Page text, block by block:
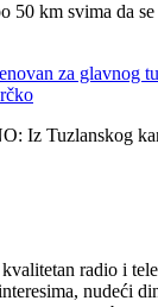
50 km svima da
za glavnog
Iz Tuzlanskog
radio i
nudeći